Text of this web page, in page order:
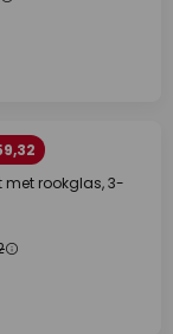
rookglas, 3-